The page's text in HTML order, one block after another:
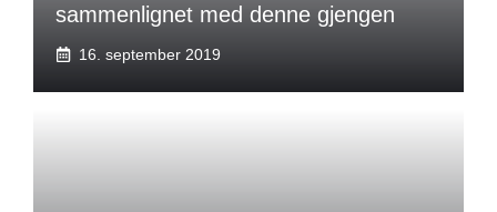
sammenlignet med denne gjengen
16. september 2019